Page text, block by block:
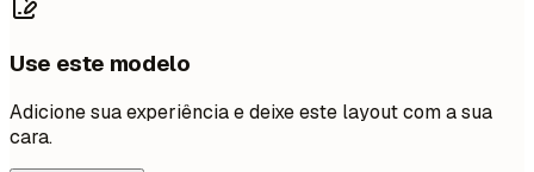
Use este modelo
Adicione sua experiência e deixe este layout com a sua
cara.